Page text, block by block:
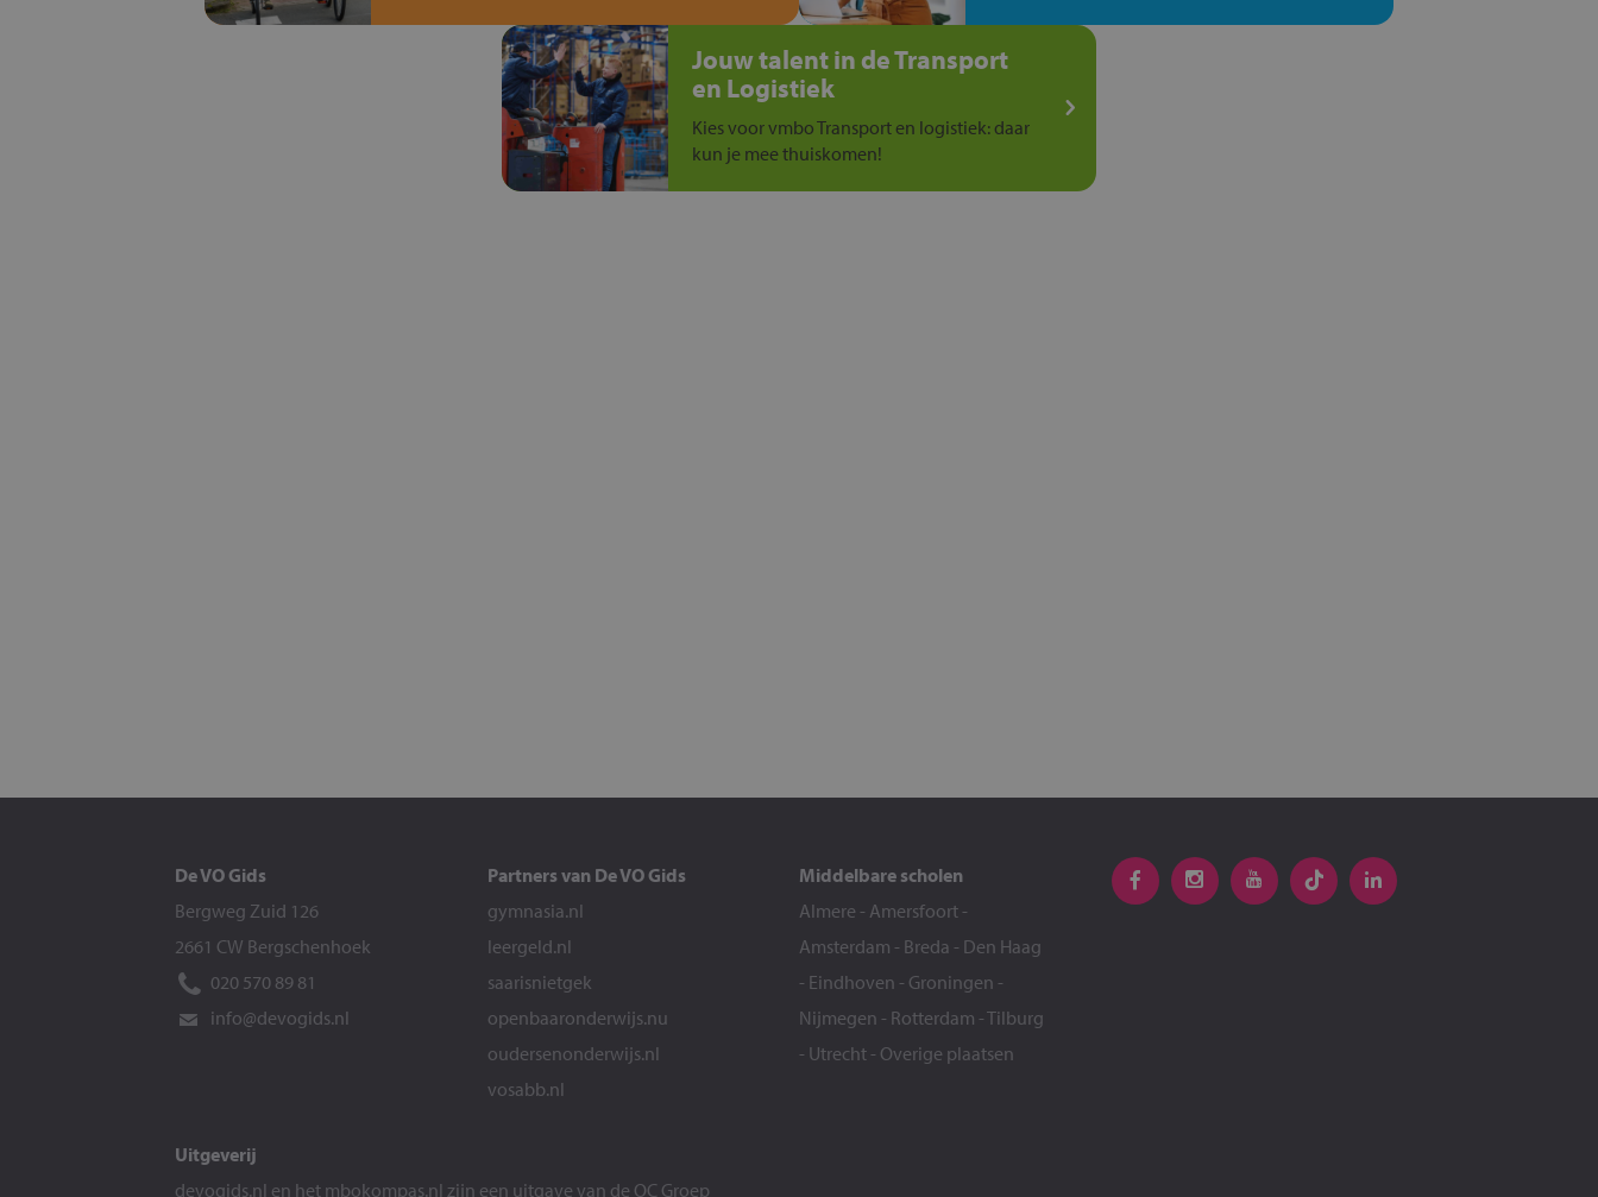
Jouw talent in de Transport
en Logistiek
Kies voor vmbo Transport en logistiek: daar
kun je mee thuiskomen!
De VO Gids
Bergweg Zuid 126
2661 CW Bergschenhoek
020 570 89 81
info@devogids.nl
Partners van De VO Gids
gymnasia.nl
leergeld.nl
saarisnietgek
openbaaronderwijs.nu
oudersenonderwijs.nl
vosabb.nl
Middelbare scholen
Almere - Amersfoort -
Amsterdam - Breda - Den Haag
- Eindhoven - Groningen -
Nijmegen - Rotterdam -Tilburg
- Utrecht - Overige plaatsen
Uitgeverij
devogids.nl en het mbokompas.nl zijn een uitgave van de OC Groep